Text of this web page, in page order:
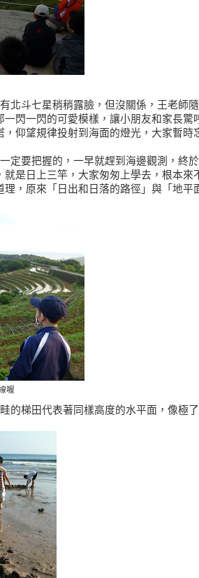
北斗七星稍稍露臉 ， 但沒關係 ， 王老師
一閃一閃的可愛模樣 ， 讓小朋友和家長驚
， 仰望規律投射到海面的燈光 ， 大家暫時
定要把握的 ， 一早就趕到海邊觀測 ， 終
就是日上三竿 ，大家匆匆上學去 ， 根本來
理 ， 原來 「 日出和日落的路徑 」 與 「 地平
喔
的梯田代表著同樣高度的水平面 ， 像極